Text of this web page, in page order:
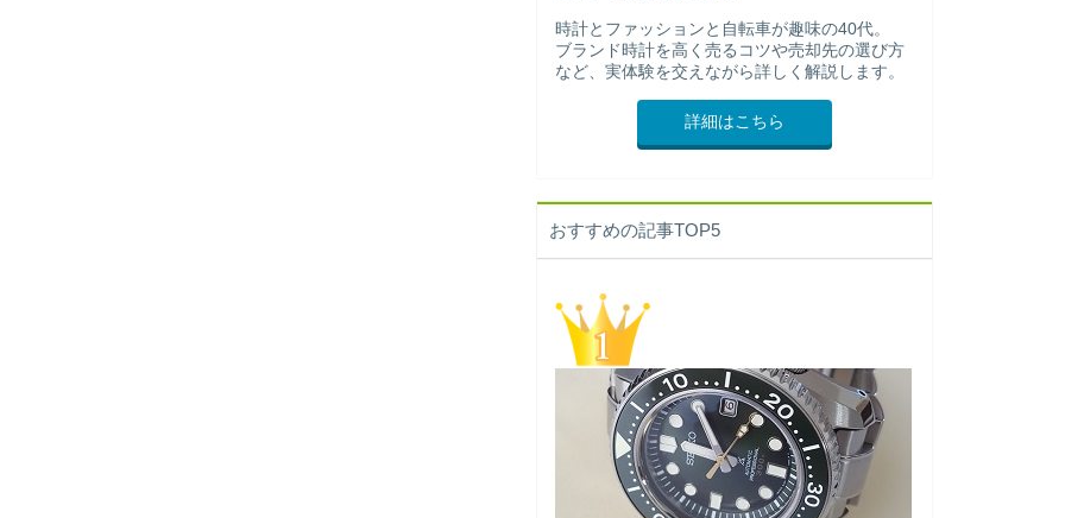
時計とファッションと自転車が趣味の40代。
ブランド時計を高く売るコツや売却先の選び方
など、実体験を交えながら詳しく解説します。
詳細はこちら
おすすめの記事TOP5